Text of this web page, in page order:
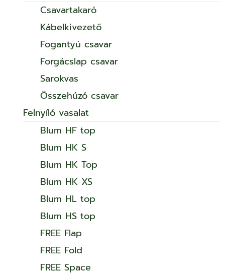
Csavartakaró
Kábelkivezető
Fogantyú csavar
Forgácslap csavar
Sarokvas
Összehúzó csavar
Felnyíló vasalat
Blum HF top
Blum HK S
Blum HK Top
Blum HK XS
Blum HL top
Blum HS top
FREE Flap
FREE Fold
FREE Space